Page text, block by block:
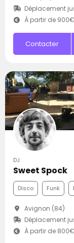
Déplacement
À partir de 900€
Contacter
DJ
Sweet Spock
Disco Funk
Avignon (84)
Déplacement
À partir de 800€